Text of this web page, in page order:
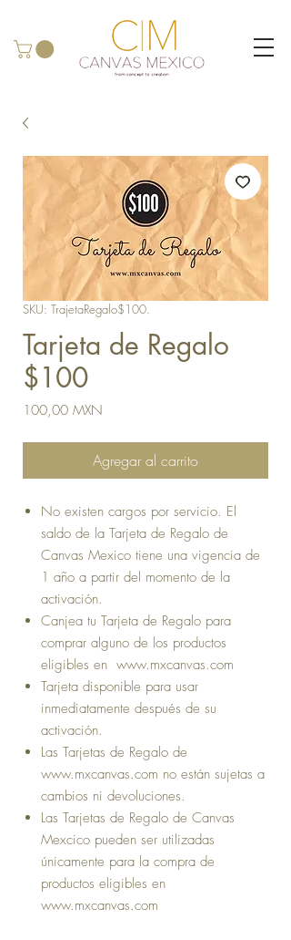
SKU: TrajetaRegalo$100.
Tarjeta de Regalo
$100
100,00 MXN
Agregar al carrito
No existen cargos por servicio. El
saldo de la Tarjeta de Regalo de
Canvas Mexico tiene una vigencia de
1 año a partir del momento de la
activación.
Canjea tu Tarjeta de Regalo para
comprar alguno de los productos
eligibles en www.mxcanvas.com
Tarjeta disponible para usar
inmediatamente después de su
activación.
Las Tarjetas de Regalo de
www.mxcanvas.com no están sujetas a
cambios ni devoluciones.
Las Tarjetas de Regalo de Canvas
Mexcico pueden ser utilizadas
únicamente para la compra de
productos eligibles en
www.mxcanvas.com